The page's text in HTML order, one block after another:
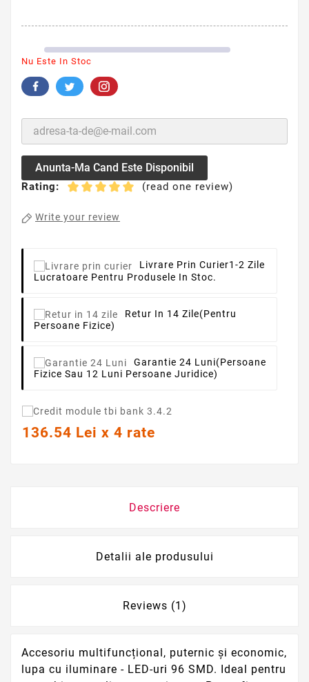
Nu Este In Stoc
Anunta-Ma Cand Este Disponibil
Rating: (read one review)
Write your review
Livrare Prin Curier1-2 Zile
Lucratoare Pentru Produsele In Stoc.
Retur In 14 Zile(pentru
Persoane Fizice)
Garantie 24 Luni(persoane
Fizice Sau 12 Luni Persoane Juridice)
136.54 Lei x 4 rate
Descriere
Detalii ale produsului
Reviews (1)
Accesoriu multifuncțional, puternic și economic,
lupa cu iluminare - LED-uri 96 SMD. Ideal pentru